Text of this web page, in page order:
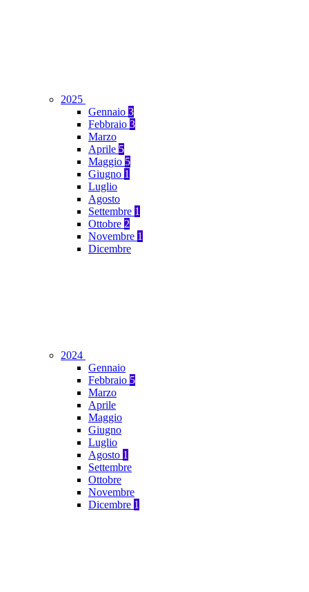
2025
Gennaio 3
Febbraio 3
Marzo
Aprile 5
Maggio 5
Giugno 1
Luglio
Agosto
Settembre 1
Ottobre 2
Novembre 1
Dicembre
2024
Gennaio
Febbraio 5
Marzo
Aprile
Maggio
Giugno
Luglio
Agosto 1
Settembre
Ottobre
Novembre
Dicembre 1